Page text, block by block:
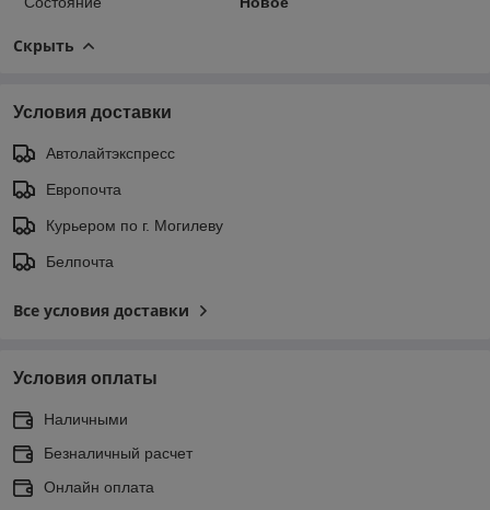
Скрыть
Условия доставки
Автолайтэкспресс
Европочта
Курьером по г. Могилеву
Белпочта
Все условия доставки
Условия оплаты
Наличными
Безналичный расчет
Онлайн оплата